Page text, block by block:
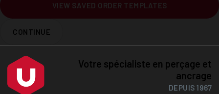
VIEW SAVED ORDER TEMPLATES
CONTINUE
Votre spécialiste en perçage et
ancrage
DEPUIS 1967